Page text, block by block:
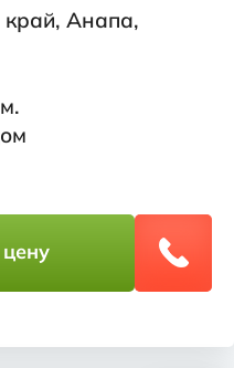
Анапа,